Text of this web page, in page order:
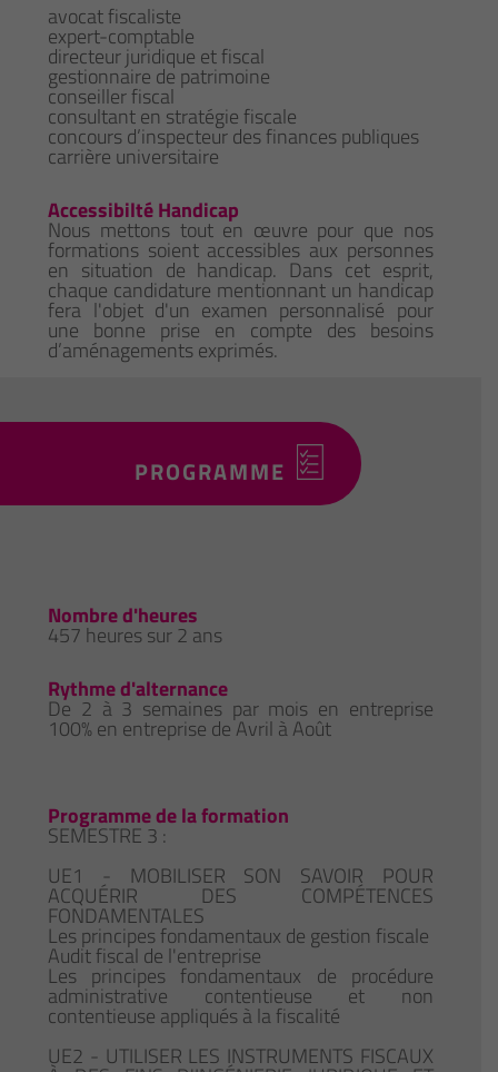
avocat fiscaliste
expert-comptable
directeur juridique et fiscal
gestionnaire de patrimoine
conseiller fiscal
consultant en stratégie fiscale
concours d’inspecteur des finances publiques
carrière universitaire
Accessibilté Handicap
Nous mettons tout en œuvre pour que nos
formations soient accessibles aux personnes
en situation de handicap. Dans cet esprit,
chaque candidature mentionnant un handicap
fera l'objet d'un examen personnalisé pour
une bonne prise en compte des besoins
d’aménagements exprimés.
PROGRAMME
Nombre d'heures
457 heures sur 2 ans
Rythme d'alternance
De 2 à 3 semaines par mois en entreprise
100% en entreprise de Avril à Août
Programme de la formation
SEMESTRE 3 :
UE1 - MOBILISER SON SAVOIR POUR
ACQUÉRIR DES COMPÉTENCES
FONDAMENTALES
Les principes fondamentaux de gestion fiscale
Audit fiscal de l'entreprise
Les principes fondamentaux de procédure
administrative contentieuse et non
contentieuse appliqués à la fiscalité
UE2 - UTILISER LES INSTRUMENTS FISCAUX